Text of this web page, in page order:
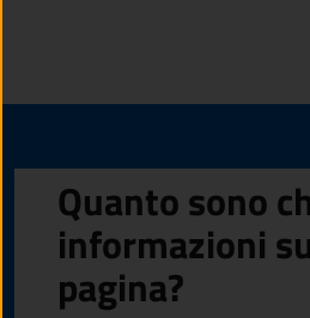
Quanto sono
informazioni
pagina?